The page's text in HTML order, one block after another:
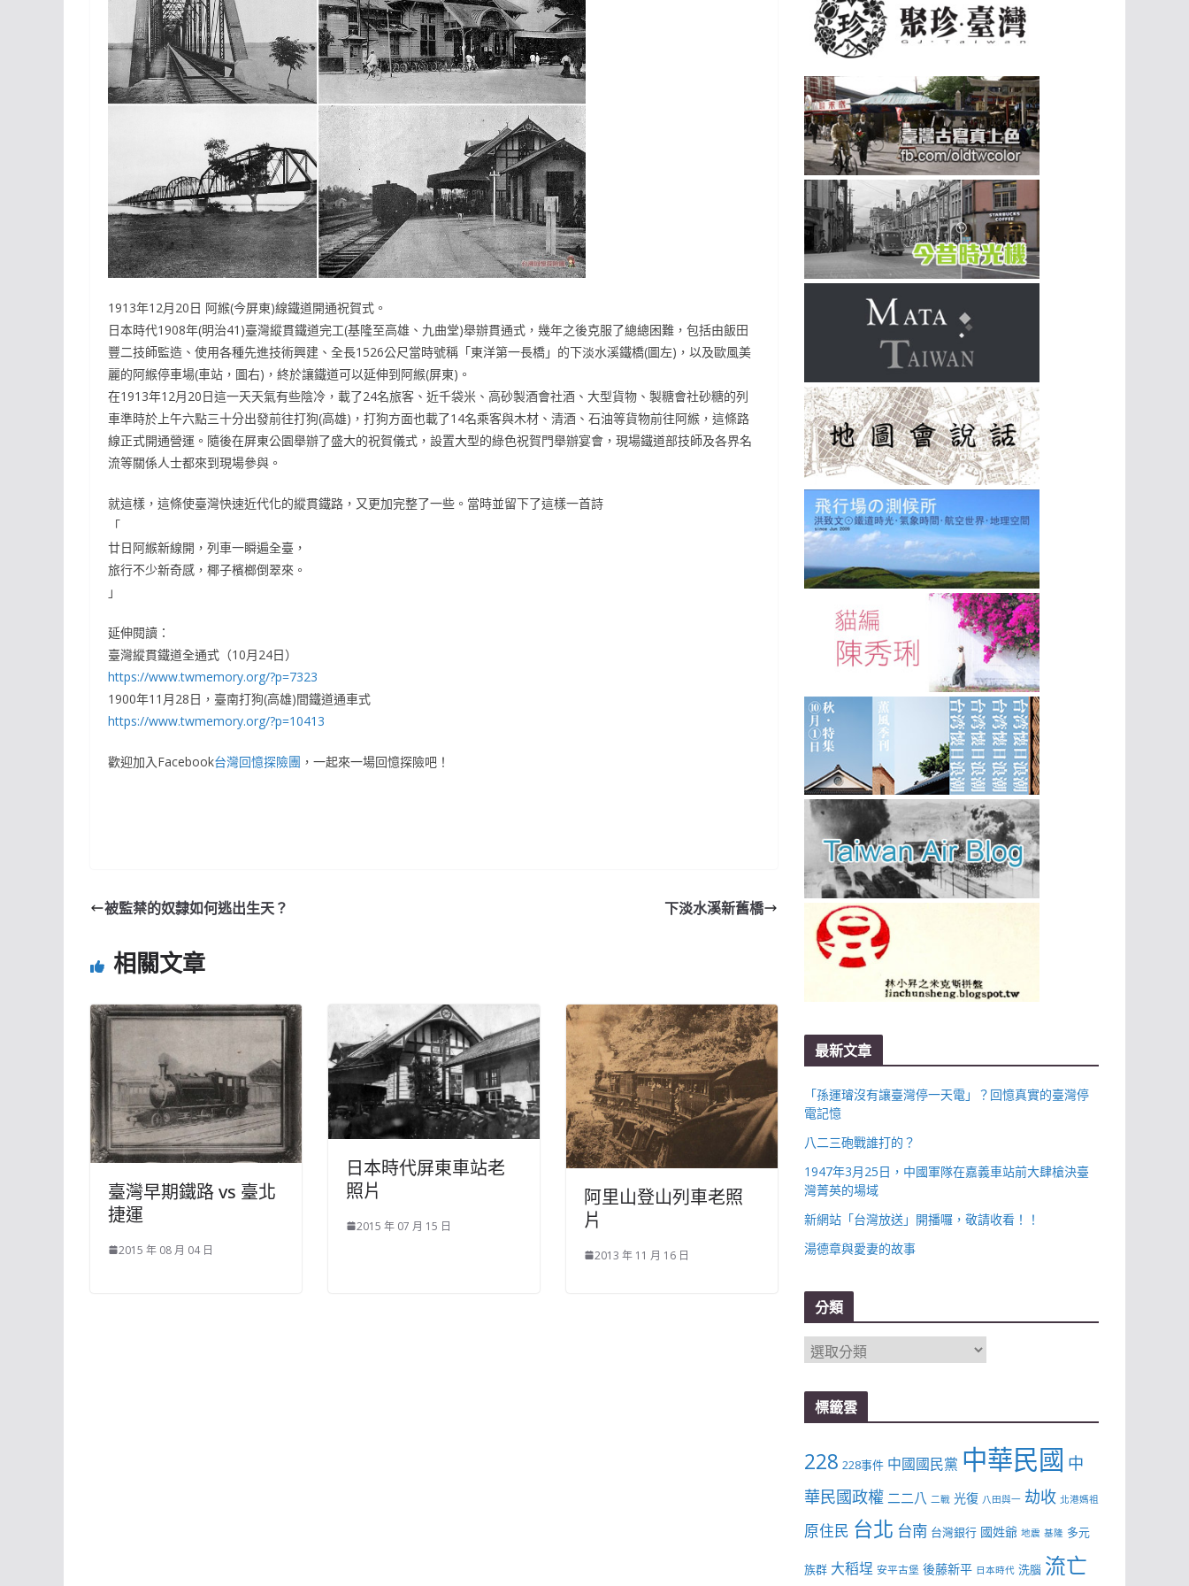
1913年12月20日 阿緱(今屏東)線鐵道開通祝賀式。
日本時代1908年(明治41)臺灣縱貫鐵道完工(基隆至高雄、九曲堂)舉辦貫通式，幾年之後克服了總總困難，包括由飯田
豐二技師監造、使用各種先進技術興建、全長1526公尺當時號稱「東洋第一長橋」的下淡水溪鐵橋(圖左)，以及歐風美
麗的阿緱停車場(車站，圖右)，終於讓鐵道可以延伸到阿緱(屏東)。
在1913年12月20日這一天天氣有些陰冷，載了24名旅客、近千袋米、高砂製酒會社酒、大型貨物、製糖會社砂糖的列
車準時於上午六點三十分出發前往打狗(高雄)，打狗方面也載了14名乘客與木材、清酒、石油等貨物前往阿緱，這條路
線正式開通營運。隨後在屏東公園舉辦了盛大的祝賀儀式，設置大型的綠色祝賀門舉辦宴會，現場鐵道部技師及各界名
流等關係人士都來到現場參與。
就這樣，這條使臺灣快速近代化的縱貫鐵路，又更加完整了一些。當時並留下了這樣一首詩
「
廿日阿緱新線開，列車一瞬遍全臺，
旅行不少新奇感，椰子檳榔倒翠來。
」
延伸閱讀：
臺灣縱貫鐵道全通式（10月24日）
https://www.twmemory.org/?p=7323
1900年11月28日，臺南打狗(高雄)間鐵道通車式
https://www.twmemory.org/?p=10413
歡迎加入Facebook台灣回憶探險團 ，一起來一場回憶探險吧！
被監禁的奴隸如何逃出生天？ 下淡水溪新舊橋
相關文章
臺灣早期鐵路 vs 臺北
捷運
2015 年 08 月 04 日
日本時代屏東車站老
照片
2015 年 07 月 15 日
阿里山登山列車老照
片
2013 年 11 月 16 日
最新文章
「孫運璿沒有讓臺灣停一天電」？回憶真實的臺灣停
電記憶
八二三砲戰誰打的？
1947年3月25日，中國軍隊在嘉義車站前大肆槍決臺
灣菁英的場域
新網站「台灣放送」開播囉，敬請收看！！
湯德章與愛妻的故事
分類
分
類
標籤雲
228 228事件 中國國民黨 中華民國 中
華民國政權 二二八 二戰 光復 八田與一 劫收 北港媽祖
原住民 台北 台南 台灣銀行 國姓爺 地震 基隆 多元
族群 大稻埕 安平古堡 後藤新平 日本時代 洗腦 流亡